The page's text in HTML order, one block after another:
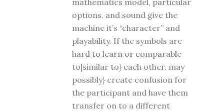
options, and sound give the
machine it’s “character” and
playability. If the symbols are
hard to learn or comparable
to|similar to} each other, may
possibly} create confusion for
the participant and have them
transfer on to a different